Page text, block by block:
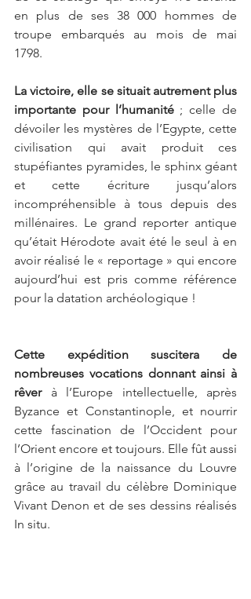
en plus de ses 38 000 hommes de
troupe embarqués au mois de mai
1798.
La victoire, elle se situait autrement plus
importante pour l’humanité ; celle de
dévoiler les mystères de l’Egypte, cette
civilisation qui avait produit ces
stupéfiantes pyramides, le sphinx géant
et cette écriture jusqu’alors
incompréhensible à tous depuis des
millénaires. Le grand reporter antique
qu’était Hérodote avait été le seul à en
avoir réalisé le « reportage » qui encore
aujourd’hui est pris comme référence
pour la datation archéologique !
Cette expédition suscitera de
nombreuses vocations donnant ainsi à
rêver à l’Europe intellectuelle, après
Byzance et Constantinople, et nourrir
cette fascination de l’Occident pour
l’Orient encore et toujours. Elle fût aussi
à l’origine de la naissance du Louvre
grâce au travail du célèbre Dominique
Vivant Denon et de ses dessins réalisés
In situ.